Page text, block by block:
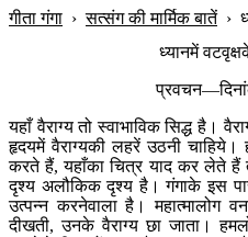
गीता गंगा ›सत्संग की मार्मिक बातें›
ध्यानमें
यहाँ वैराग्य तो स्वाभाविक सिद्ध है।
हृदयमें वैराग्यकी लहरें उठनी
करते हैं, यहाँका चित्र याद कर लेते हैं
दृश्य अलौकिक दृश्य है। गंगाके इस
उत्पन्न करनेवाला है। महात्मालोग
दीखती, उनके वैराग्य छा जाता।